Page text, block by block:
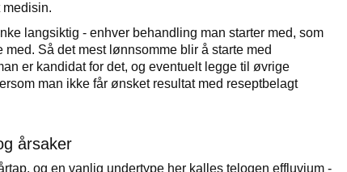
medisin.
langsiktig - enhver behandling man starter med, som
med. Så det mest lønnsomme blir å starte med
er kandidat for det, og eventuelt legge til øvrige
man ikke får ønsket resultat med reseptbelagt
årsaker
og en vanlig undertype her kalles telogen effluvium -